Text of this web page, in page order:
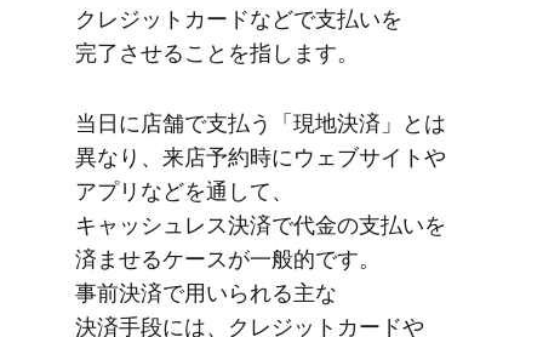
クレジットカードなどで​支払いを​
完了させる​ことを​指します。
当日に​店舗で​支払う​「現地決済」とは​
異なり、​来店予約時に​ウェブサイトや​
アプリなどを​通して、​
キャッシュレス決済で​代金の​支払いを​
済ませる​ケースが​一般的です。​
事前決済で​用いられる​主な​
決済手段には、​クレジットカードや​